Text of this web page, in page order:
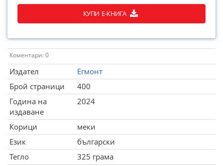
КУПИ Е-КНИГА
Коментари: 0
Издател
Егмонт
Брой страници
400
Година на
издаване
2024
Корици
меки
Език
български
Тегло
325 грама